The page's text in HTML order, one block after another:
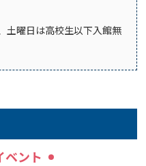
土曜日は高校生以下入館無
ベント